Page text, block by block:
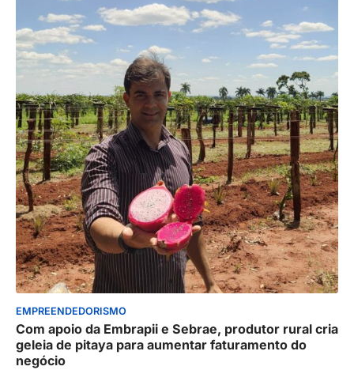
EMPREENDEDORISMO
Com apoio da Embrapii e Sebrae, produtor rural cria
geleia de pitaya para aumentar faturamento do
negócio